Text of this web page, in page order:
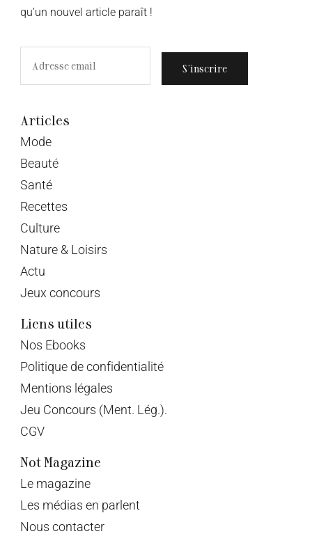
qu’un nouvel article paraît !
S’inscrire
Articles
Mode
Beauté
Santé
Recettes
Culture
Nature & Loisirs
Actu
Jeux concours
Liens utiles
Nos Ebooks
Politique de confidentialité
Mentions légales
Jeu Concours (Ment. Lég.).
CGV
Not Magazine
Le magazine
Les médias en parlent
Nous contacter